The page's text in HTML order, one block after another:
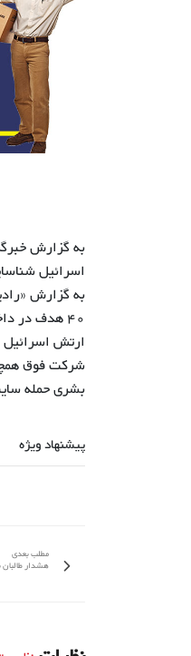
به گزارش
اسرائیل
به گزارش
ارتش اسرائیل
شرکت فوق
بشری حمله
پیشنهاد ویژه
مطلب بعدی
هشدار طالبان